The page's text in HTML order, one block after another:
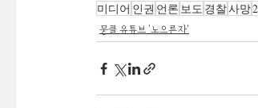
미디어 인권 언론 보도 경찰사망
뭉클 유튜브 '노으른자'